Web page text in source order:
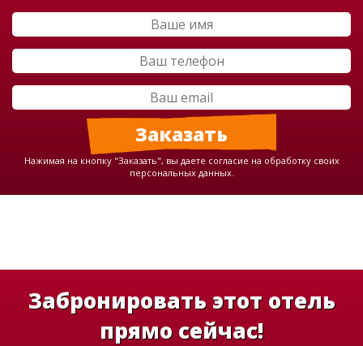
Нажимая на кнопку "Заказать", вы даете согласие на обработку своих
персональных данных.
Забронировать этот отель
прямо сейчас!